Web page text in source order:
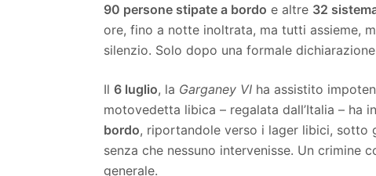
90 persone stipate a bordo e altre 32
ore, fino a notte inoltrata, ma tutti assieme,
silenzio. Solo dopo una formale
Il 6 luglio, la Garganey VI ha assistito
motovedetta libica – regalata dall’Italia – ha
bordo, riportandole verso i lager libici, sotto
senza che nessuno intervenisse. Un crimine
generale.